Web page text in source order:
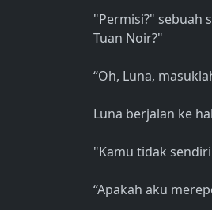
"Permisi?" sebuah
Tuan Noir?"
“Oh, Luna,
Luna berjalan ke
"Kamu tidak
“Apakah aku